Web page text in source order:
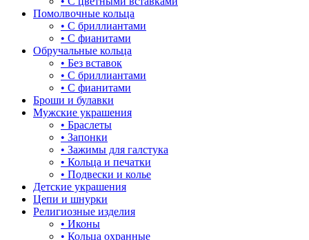
звезды
знаки зодиака
капля
квадрат (куб)
клевер
корона
кошки
Помолвочные кольца
• С бриллиантами
• С фианитами
Обручальные кольца
• Без вставок
• С бриллиантами
• С фианитами
Броши и булавки
Мужские украшения
• Браслеты
• Запонки
• Зажимы для галстука
• Кольца и печатки
• Подвески и колье
Детские украшения
Цепи и шнурки
Религиозные изделия
• Иконы
• Кольца охранные